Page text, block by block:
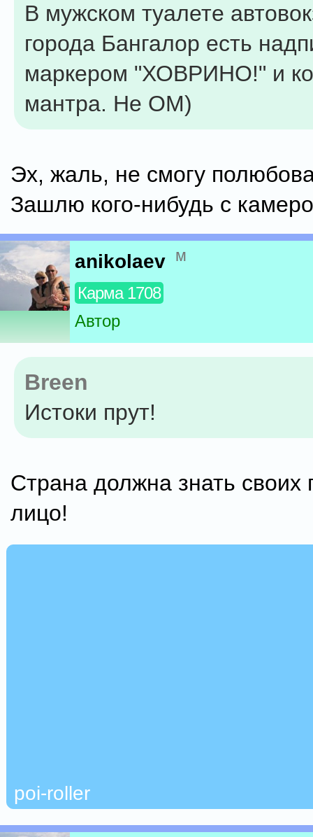
В мужском туалете
города Бангалор есть
маркером "ХОВРИНО!" и
мантра. Не ОМ)
Эх, жаль, не смогу
Зашлю кого-нибудь с
anikolaev м
Карма 1708
Автор
Breen
Истоки прут!
Страна должна знать своих
лицо!
poi-roller